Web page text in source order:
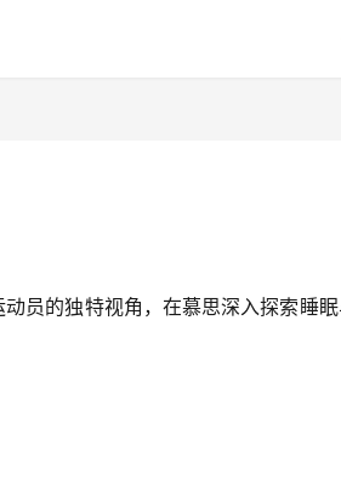
员的独特视角，在慕思深入探索睡